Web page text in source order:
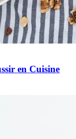
en Cuisine